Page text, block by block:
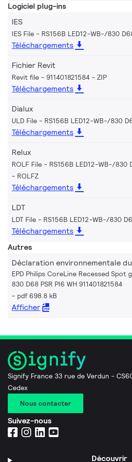
Logiciel plug-ins
IES
IES File - RS156B LED12-WB-/830
Téléchargements
Fichier Revit
Revit file - 911401821584 ZIP
Téléchargements
Dialux
ULD File - RS156B LED12-WB-/830
Téléchargements
Relux
ROLF File - RS156B LED12-WB-/830
ROLFZ
Téléchargements
LDT
LDT File - RS156B LED12-WB-/830
Téléchargements
Autres
Déclaration environnementale
EPD Philips CoreLine Recessed Spot
830 D68 PSR PI6 WH 911401821584
pdf 698.8 kB
Afficher
Signify France 33 rue de Verdun -
Cedex
Nous contacter
Suivez-nous
Découvrir